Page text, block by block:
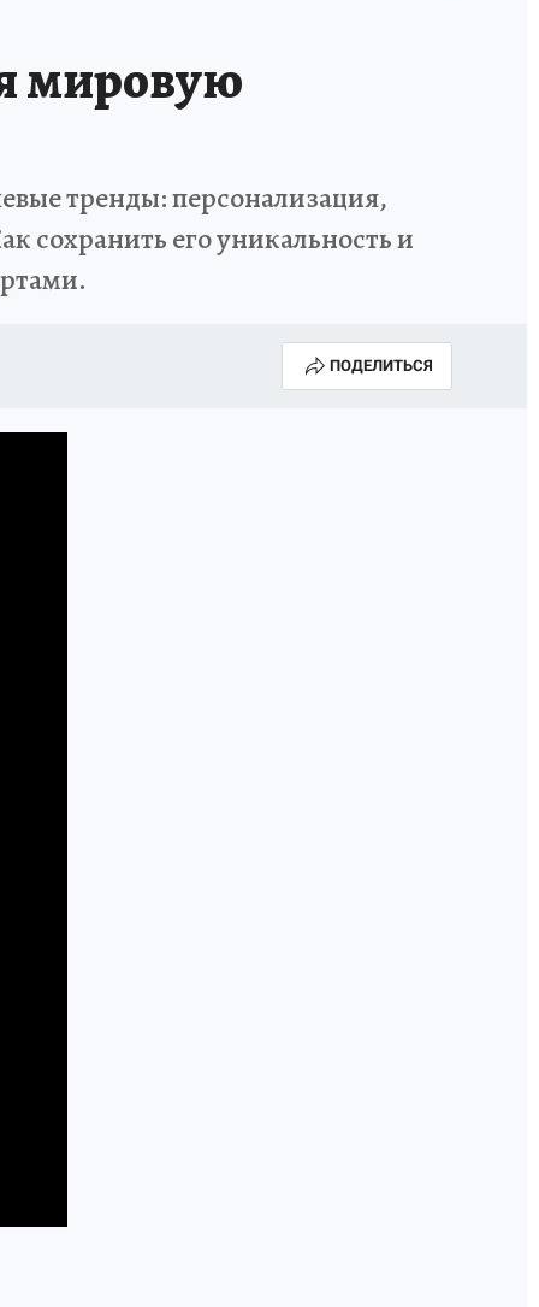
мировую
тренды: персонализация,
сохранить его уникальность и
ПОДЕЛИТЬСЯ